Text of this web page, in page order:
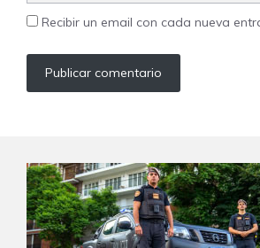
Recibir un email con cada nueva